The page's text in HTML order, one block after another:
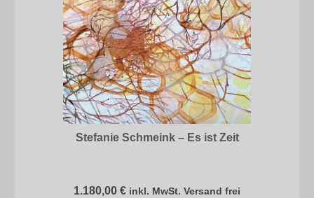
Stefanie Schmeink – Es ist Zeit
1.180,00 € inkl. MwSt. Versand frei